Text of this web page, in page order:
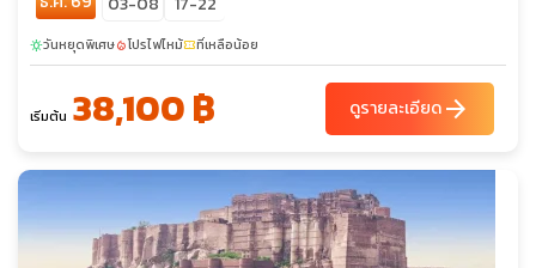
sunnyวันหยุดพิเศษlocal_fire_departmentโปรไฟไหม้confirmation_numberที่เหลือน้อย
เริ่มต้น 38,100 ฿ ดูรายละเอียดarrow_forward